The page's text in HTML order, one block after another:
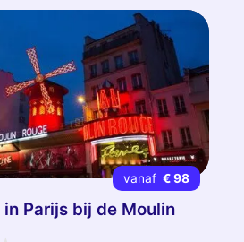
vanaf € 98
Parijs bij de Moulin